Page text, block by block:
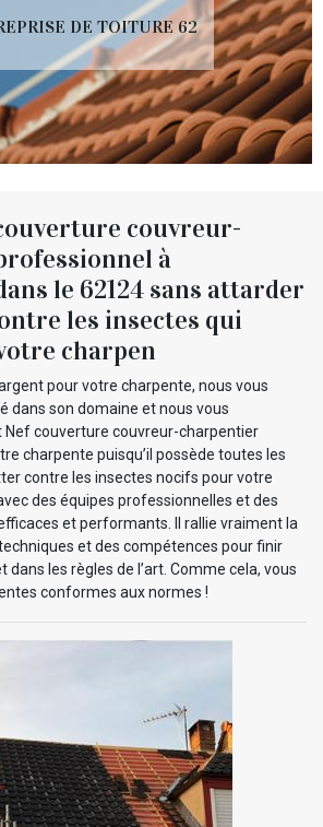
DE TOITURE 62
couvreur-
à
le 62124 sans attarder
les insectes qui
charpen
pour votre charpente, nous vous
dans son domaine et nous vous
couverture couvreur-charpentier
charpente puisqu’il possède toutes les
contre les insectes nocifs pour votre
des équipes professionnelles et des
et performants. Il rallie vraiment la
et des compétences pour finir
dans les règles de l’art. Comme cela, vous
conformes aux normes !